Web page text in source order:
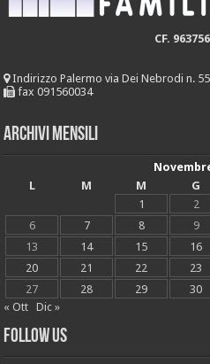
CF.
IndirizzoPalermo via Dei Nebrodi n.
fax 091560034
Archivi mensili
L
M M G
1
2
6
7 8 9
13
14 15 16
20
21 22 23
27
28 29
30
« Ott
Dic »
Follow Us